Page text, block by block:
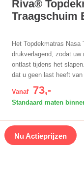
Riva®
Traagschuim
Het Topdekmatras
drukverlagend, zodat uw
ontlast tijdens het
dat u geen last heeft
Vanaf 73,-
Standaard maten
Nu Actieprijzen